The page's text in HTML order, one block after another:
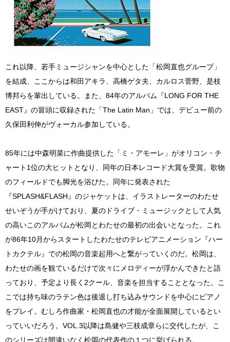
これ以降、若手ミュージシャンを中心とした「松岡直也グループ」
を結成、ここからは和田アキラ、高橋ゲタ夫、カルロス菅野、是枝
博邦らを輩出している。また、84年のアルバム『LONG FOR THE
EAST』の冒頭に収録された「The Latin Man」では、デビュー前の
久保田利伸がヴォーカル参加している。
85年には中森明菜に作曲提供した「ミ・アモーレ」がオリコン・チ
ャート1位の大ヒットとなり、同年の日本レコード大賞を受賞。歌物
のフィールドでも脚光を浴びた。同年に発表された
『SPLASH&FLASH』のジャケットは、イラストレーターのわたせ
せいぞうが手がけており、夏のドライブ・ミュージックとして人気
の高いこのアルバムが松岡とわたせの最初の出会いとなった。これ
が86年10月からスタートしたわたせのテレビアニメーション『ハー
トカクテル』での松岡の音楽起用へと繋がっていくのだ。松岡は、
わたせの画を観ているだけで次々にメロディーが浮かんできたと語
っており、予定より長く2クール、音楽を担当することとなった。こ
こでは持ち味のラテン色は後退し打ち込みサウンドを中心にピアノ
をプレイ。むしろ作曲家・松岡直也の才能が全面展開しているとい
っていいだろう。VOL.3以降は島健や三枝成章らに交代したが、こ
のシリーズは間違いなく松岡の代表作の１つに挙げられる。